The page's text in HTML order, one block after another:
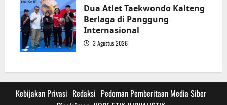
Dua Atlet Taekwondo Kalteng
Berlaga di Panggung
Internasional
3 Agustus 2026
Kebijakan Privasi Redaksi Pedoman Pemberitaan Media Siber